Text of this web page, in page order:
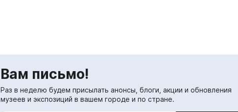
Вам письмо!
Раз в неделю будем присылать анонсы, блоги, акции и обновления
музеев и экспозиций в вашем городе и по стране.